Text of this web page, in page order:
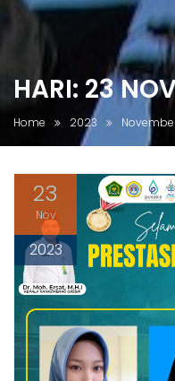
n
HARI: 23
Home 2023
23
Nov
2023